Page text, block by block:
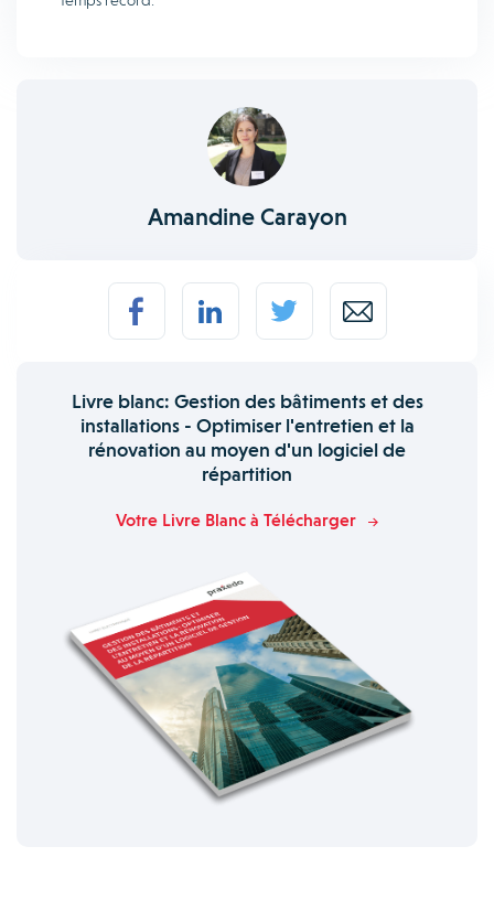
Amandine Carayon
Livre blanc: Gestion des bâtiments et des
installations - Optimiser l'entretien et la
rénovation au moyen d'un logiciel de
répartition
Votre Livre Blanc à Télécharger